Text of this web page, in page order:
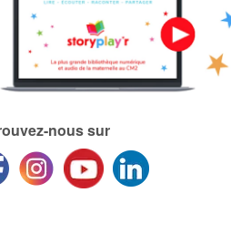
nous sur